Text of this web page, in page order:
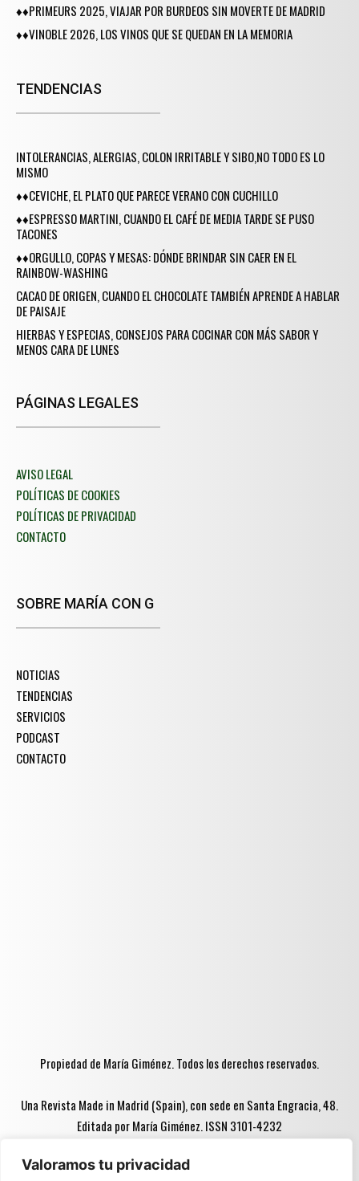
Valoramos tu privacidad
♦♦PRIMEURS 2025, VIAJAR POR BURDEOS SIN MOVERTE DE MADRID
♦♦VINOBLE 2026, LOS VINOS QUE SE QUEDAN EN LA MEMORIA
TENDENCIAS
INTOLERANCIAS, ALERGIAS, COLON IRRITABLE Y SIBO,NO TODO ES LO
MISMO
♦♦CEVICHE, EL PLATO QUE PARECE VERANO CON CUCHILLO
♦♦ESPRESSO MARTINI, CUANDO EL CAFÉ DE MEDIA TARDE SE PUSO
TACONES
♦♦ORGULLO, COPAS Y MESAS: DÓNDE BRINDAR SIN CAER EN EL
RAINBOW-WASHING
CACAO DE ORIGEN, CUANDO EL CHOCOLATE TAMBIÉN APRENDE A HABLAR
DE PAISAJE
HIERBAS Y ESPECIAS, CONSEJOS PARA COCINAR CON MÁS SABOR Y
MENOS CARA DE LUNES
PÁGINAS LEGALES
AVISO LEGAL
POLÍTICAS DE COOKIES
POLÍTICAS DE PRIVACIDAD
CONTACTO
SOBRE MARÍA CON G
NOTICIAS
TENDENCIAS
SERVICIOS
PODCAST
CONTACTO
Propiedad de María Giménez. Todos los derechos reservados.
Una Revista Made in Madrid (Spain), con sede en Santa Engracia, 48.
Editada por María Giménez. ISSN 3101-4232
Advertencia ♦♦: